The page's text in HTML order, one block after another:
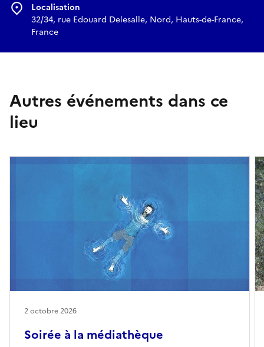
Localisation
32/34, rue Edouard Delesalle, Nord, Hauts-de-France,
France
Autres événements dans ce
lieu
Soirée à la médiathèque
2 octobre 2026